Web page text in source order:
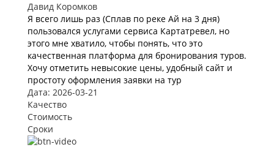
Давид Коромков
Я всего лишь раз (Сплав по реке Ай на 3 дня)
пользовался услугами сервиса Картатревел, но
этого мне хватило, чтобы понять, что это
качественная платформа для бронирования туров.
Хочу отметить невысокие цены, удобный сайт и
простоту оформления заявки на тур
Дата: 2026-03-21
Качество
Стоимость
Сроки